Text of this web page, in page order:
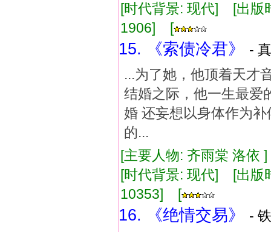
[时代背景: 现代] [出
1906] [
15. 《索债冷君》
-
...为了她，他顶着天才
结婚之际，他一生最爱
婚 还妄想以身体作为
的...
[主要人物: 齐雨棠 洛
[时代背景: 现代] [出
10353] [
16. 《绝情交易》
-